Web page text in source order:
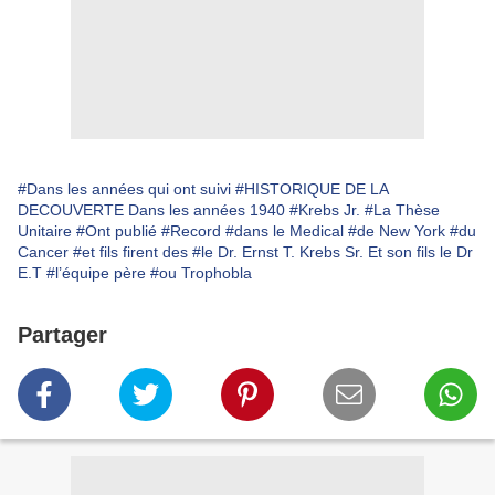
#Dans les années qui ont suivi #HISTORIQUE DE LA
DECOUVERTE Dans les années 1940 #Krebs Jr. #La Thèse
Unitaire #Ont publié #Record #dans le Medical #de New York #du
Cancer #et fils firent des #le Dr. Ernst T. Krebs Sr. Et son fils le Dr
E.T #l’équipe père #ou Trophobla
Partager